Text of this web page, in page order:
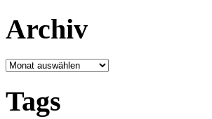
Archiv
Archiv
Tags